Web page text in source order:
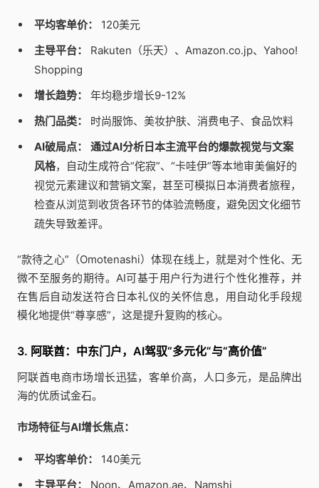
平均客单价：
120美元
主导平台：
Rakuten（乐天）、Amazon.co.jp、Yahoo!
Shopping
增长趋势：
年均稳步增长9-12%
热门品类：
时尚服饰、美妆护肤、消费电子、食品饮料
AI破局点：
通过AI分析日本主流平台的爆款视觉与文案
风格，自动生成符合“侘寂”、“卡哇伊”等本地审美偏好的
视觉元素建议和营销文案，甚至可模拟日本消费者旅程，
检查从浏览到收货各环节的体验流畅度，避免因文化细节
疏失导致差评。
“款待之心”（Omotenashi）体现在线上，就是对个性化、无
微不至服务的期待。AI可基于用户行为进行个性化推荐，并
在售后自动发送符合日本礼仪的关怀信息，用自动化手段规
模化地提供“尊享感”，这是提升复购的核心。
3. 阿联酋：中东门户，AI驾驭“多元化”与“高价值”
阿联酋电商市场增长迅猛，客单价高，人口多元，是品牌出
海的优质试金石。
市场特征与AI增长焦点：
平均客单价：
140美元
主导平台：
Noon、Amazon.ae、Namshi